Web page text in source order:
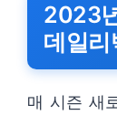
2023
데일리
매 시즌 새